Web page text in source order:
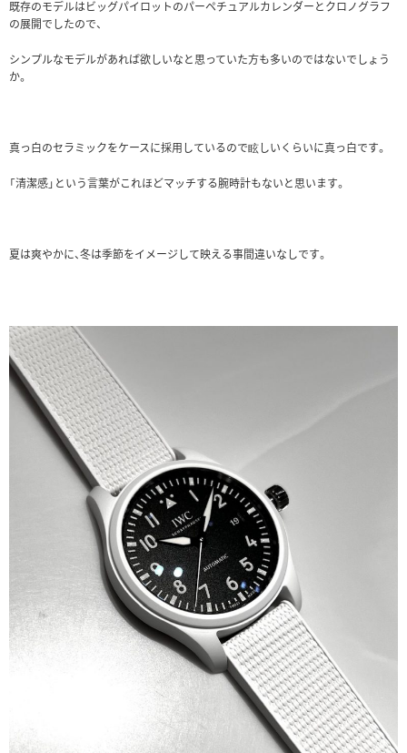
既存のモデルはビッグパイロットのパーペチュアルカレンダーとクロノグラフ
の展開でしたので、
シンプルなモデルがあれば欲しいなと思っていた方も多いのではないでしょう
か。
真っ白のセラミックをケースに採用しているので眩しいくらいに真っ白です。
「清潔感」という言葉がこれほどマッチする腕時計もないと思います。
夏は爽やかに、冬は季節をイメージして映える事間違いなしです。